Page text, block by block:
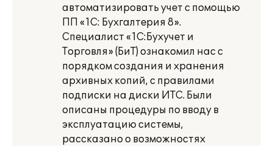
автоматизировать учет с помощью
ПП «1С: Бухгалтерия 8».
Специалист «1С:Бухучет и
Торговля» (БиТ) ознакомил нас с
порядком создания и хранения
архивных копий, с правилами
подписки на диски ИТС. Были
описаны процедуры по вводу в
эксплуатацию системы,
рассказано о возможностях